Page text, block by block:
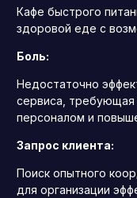
Кафе быстрого
здоровой еде с
Боль:
Недостаточно
сервиса, требующая
персоналом и
Запрос клиента:
Поиск опытного
для организации